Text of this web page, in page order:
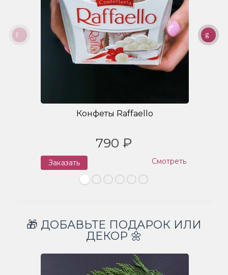
Конфеты Raffaello
790 ₽
Заказать Смотреть
🎁 ДОБАВЬТЕ ПОДАРОК ИЛИ
ДЕКОР 🌼